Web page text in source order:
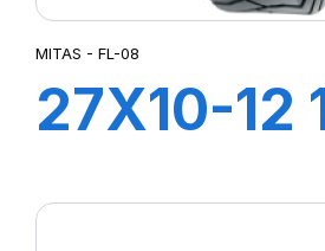
MITAS - FL-08
27X10-12